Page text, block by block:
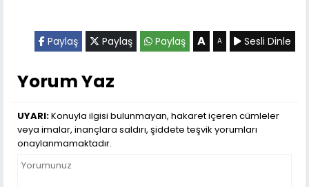
Paylaş Paylaş Paylaş A A Sesli Dinle
Yorum Yaz
UYARI:Konuyla ilgisi bulunmayan, hakaret içeren cümleler
veya imalar, inançlara saldırı, şiddete teşvik yorumları
onaylanmamaktadır.